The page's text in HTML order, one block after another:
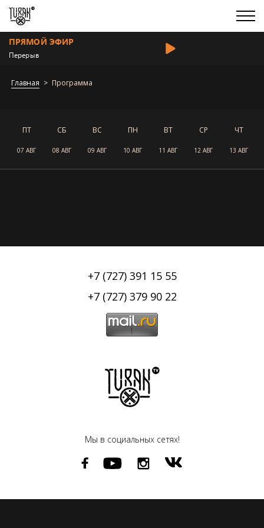
ПРЯМОЙ ЭФИР
Перерыв
Главная Программа
ПТ
07 АВГ
СБ
08 АВГ
ВС
09 АВГ
ПН
10 АВГ
ВТ
11 АВГ
СР
12 АВГ
ЧТ
13 АВГ
Мы в социальных сетях!
+7 (727) 391 15 55
+7 (727) 379 90 22